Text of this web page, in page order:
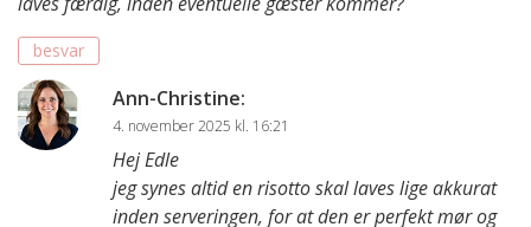
besvar
Ann-Christine:
4. november 2025 kl. 16:21
Hej Edle
jeg synes altid en risotto skal laves lige akkurat
inden serveringen, for at den er perfekt mør og